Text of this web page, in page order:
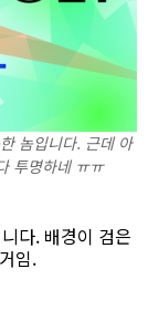
놈입니다. 근데 아
투명하네 ㅠㅠ
다. 배경이 검은
임.